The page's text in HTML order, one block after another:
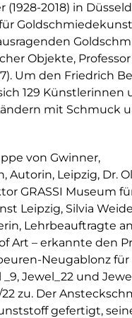
(1928-2018) in
Goldschmiedekunst
Objekte,
Um den Friedrich
129 Künstlerinnen
mit Schmuck
von Gwinner,
Autorin, Leipzig, Dr.
GRASSI Museum
Leipzig, Silvia
Lehrbeauftragte
Art – erkannte den
Neugablonz für
Jewel_22 und
zu. Der
gefertigt,